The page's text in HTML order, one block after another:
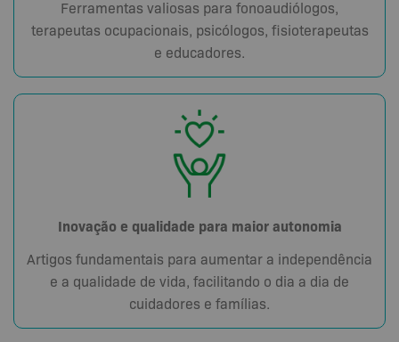
Ferramentas valiosas para fonoaudiólogos,
terapeutas ocupacionais, psicólogos, fisioterapeutas
e educadores.
Inovação e qualidade para maior autonomia
Artigos fundamentais para aumentar a independência
e a qualidade de vida, facilitando o dia a dia de
cuidadores e famílias.